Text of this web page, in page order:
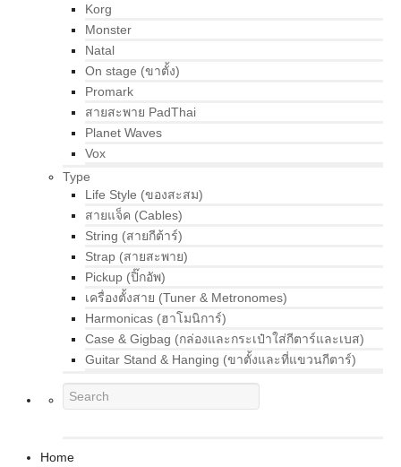
Korg
Monster
Natal
On stage (ขาตั้ง)
Promark
สายสะพาย PadThai
Planet Waves
Vox
Type
Life Style (ของสะสม)
สายแจ็ค (Cables)
String (สายกีต้าร์)
Strap (สายสะพาย)
Pickup (ปิ๊กอัพ)
เครื่องตั้งสาย (Tuner & Metronomes)
Harmonicas (ฮาโมนิการ์)
Case & Gigbag (กล่องและกระเป๋าใส่กีตาร์และเบส)
Guitar Stand & Hanging (ขาตั้งและที่แขวนกีตาร์)
Home